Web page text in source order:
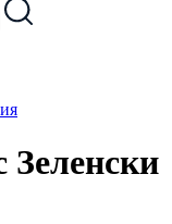
Зеленски